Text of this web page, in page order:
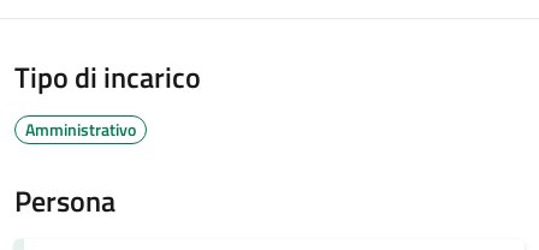
Tipo di incarico
Amministrativo
Persona